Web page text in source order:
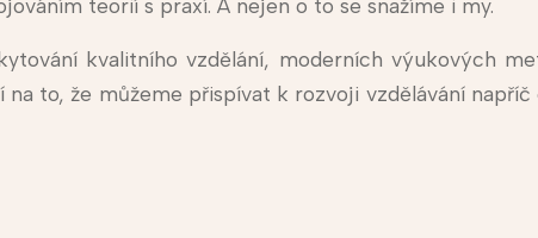
teorií s praxí. A nejen o to se snažíme i my.
kvalitního vzdělání, moderních výukových
to, že můžeme přispívat k rozvoji vzdělávání